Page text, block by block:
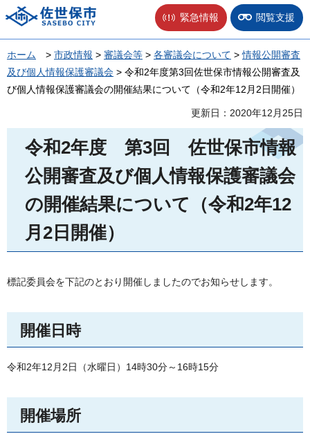
佐世保市 緊急情報 閲覧支援
ホーム > 市政情報 > 審議会等 > 各審議会について >情報公開審査
及び個人情報保護審議会 > 令和2年度第3回佐世保市情報公開審査及
び個人情報保護審議会の開催結果について（令和2年12月2日開催）
更新日：2020年12月25日
令和2年度 第3回 佐世保市情報
公開審査及び個人情報保護審議会
の開催結果について（令和2年12
月2日開催）
標記委員会を下記のとおり開催しましたのでお知らせします。
開催日時
令和2年12月2日（水曜日）14時30分～16時15分
開催場所